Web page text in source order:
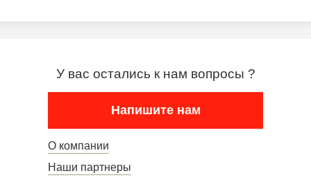
У вас остались к нам вопросы ?
Напишите нам
О компании
Наши партнеры